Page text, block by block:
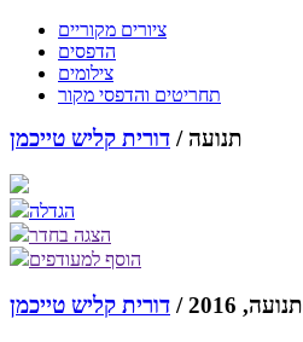
ציורים מקוריים
הדפסים
צילומים
תחריטים והדפסי מקור
תנועה / דורית קליש טייכמן
הגדלה
הצגה בחדר
הוסף למעודפים
תנועה, 2016 / דורית קליש טייכמן